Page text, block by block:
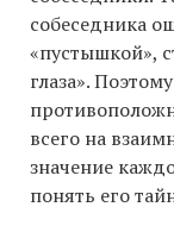
собеседника
«пустышкой»,
глаза».
всего на
значение
понять его